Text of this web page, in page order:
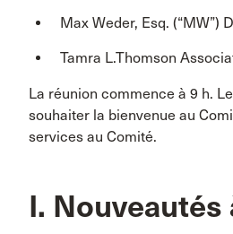
Max Weder, Esq. (“MW”)
Tamra L.Thomson
La réunion commence à 9 h.
souhaiter la bienvenue au
services au Comité.
I. Nouveautés